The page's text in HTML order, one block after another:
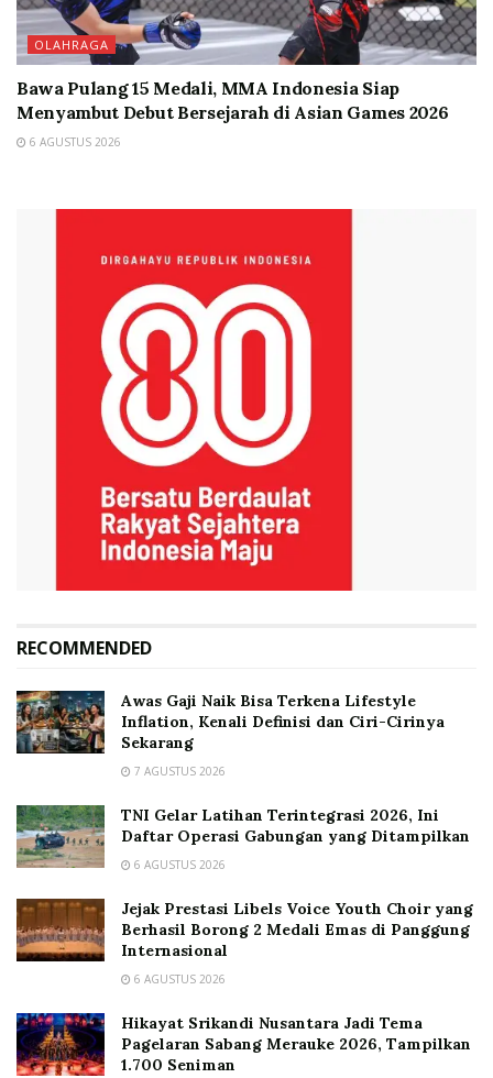
OLAHRAGA
Bawa Pulang 15 Medali, MMA Indonesia Siap
Menyambut Debut Bersejarah di Asian Games 2026
6 AGUSTUS 2026
RECOMMENDED
Awas Gaji Naik Bisa Terkena Lifestyle
Inflation, Kenali Definisi dan Ciri-Cirinya
Sekarang
7 AGUSTUS 2026
TNI Gelar Latihan Terintegrasi 2026, Ini
Daftar Operasi Gabungan yang Ditampilkan
6 AGUSTUS 2026
Jejak Prestasi Libels Voice Youth Choir yang
Berhasil Borong 2 Medali Emas di Panggung
Internasional
6 AGUSTUS 2026
Hikayat Srikandi Nusantara Jadi Tema
Pagelaran Sabang Merauke 2026, Tampilkan
1.700 Seniman